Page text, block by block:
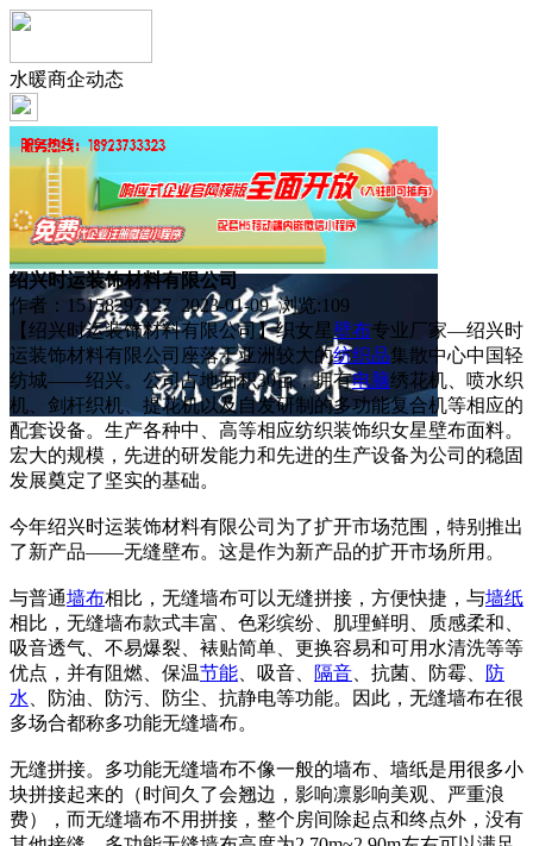
水暖商企动态
绍兴时运装饰材料有限公司
作者：15158297127 2023-01-09 浏览:109
【绍兴时运装饰材料有限公司】织女星壁布专业厂家—绍兴时
运装饰材料有限公司座落于亚洲较大的纺织品集散中心中国轻
纺城——绍兴。公司占地面积30亩，拥有电脑绣花机、喷水织
机、剑杆织机、提花机以及自发研制的多功能复合机等相应的
配套设备。生产各种中、高等相应纺织装饰织女星壁布面料。
宏大的规模，先进的研发能力和先进的生产设备为公司的稳固
发展奠定了坚实的基础。
今年绍兴时运装饰材料有限公司为了扩开市场范围，特别推出
了新产品——无缝壁布。这是作为新产品的扩开市场所用。
与普通墙布相比，无缝墙布可以无缝拼接，方便快捷，与墙纸
相比，无缝墙布款式丰富、色彩缤纷、肌理鲜明、质感柔和、
吸音透气、不易爆裂、裱贴简单、更换容易和可用水清洗等等
优点，并有阻燃、保温节能 、吸音、 隔音 、抗菌、防霉、
防
水 、防油、防污、防尘、抗静电等功能。因此，无缝墙布在很
多场合都称多功能无缝墙布。
无缝拼接。多功能无缝墙布不像一般的墙布、墙纸是用很多小
块拼接起来的（时间久了会翘边，影响凛影响美观、严重浪
费），而无缝墙布不用拼接，整个房间除起点和终点外，没有